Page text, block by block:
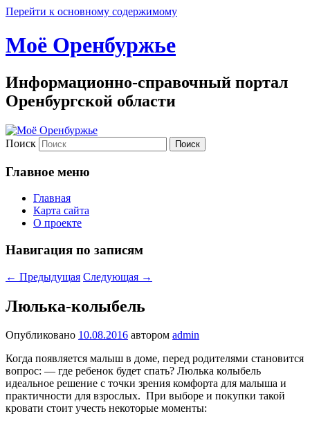
Перейти к основному содержимому
Моё Оренбуржье
Информационно-справочный портал
Оренбургской области
Поиск
Главное меню
Главная
Карта сайта
О проекте
Навигация по записям
← Предыдущая Следующая →
Люлька-колыбель
Опубликовано 10.08.2016 автором admin
Когда появляется малыш в доме, перед родителями становится
вопрос: — где ребенок будет спать? Люлька колыбель
идеальное решение с точки зрения комфорта для малыша и
практичности для взрослых. При выборе и покупки такой
кровати стоит учесть некоторые моменты: